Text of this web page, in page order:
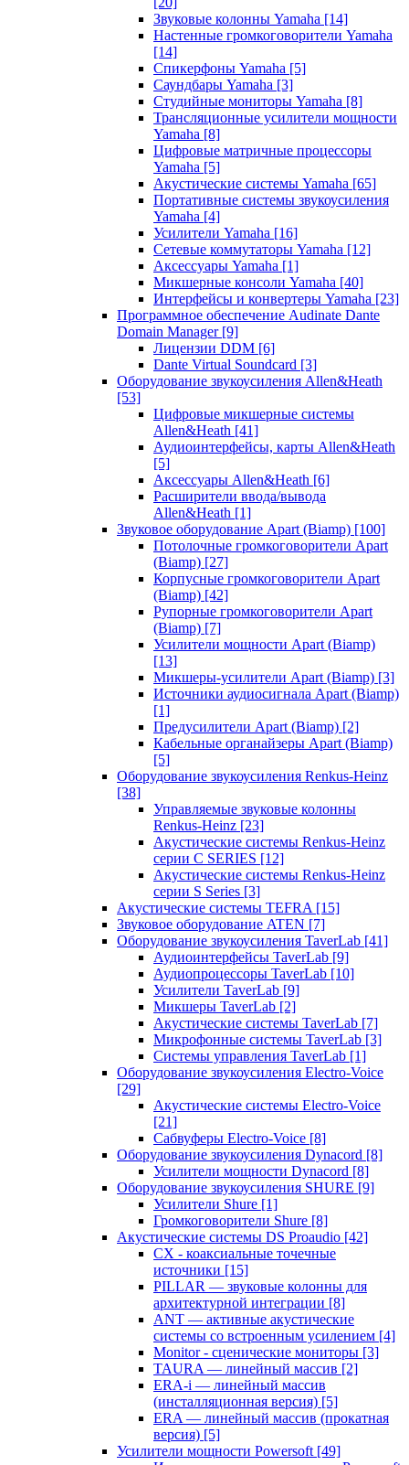
Звуковые колонны Yamaha [14]
Настенные громкоговорители Yamaha
[14]
Спикерфоны Yamaha [5]
Саундбары Yamaha [3]
Студийные мониторы Yamaha [8]
Трансляционные усилители мощности
Yamaha [8]
Цифровые матричные процессоры
Yamaha [5]
Акустические системы Yamaha [65]
Портативные системы звукоусиления
Yamaha [4]
Усилители Yamaha [16]
Сетевые коммутаторы Yamaha [12]
Аксессуары Yamaha [1]
Микшерные консоли Yamaha [40]
Интерфейсы и конвертеры Yamaha [23]
Программное обеспечение Audinate Dante
Domain Manager [9]
Лицензии DDM [6]
Dante Virtual Soundcard [3]
Оборудование звукоусиления Allen&Heath
[53]
Цифровые микшерные системы
Allen&Heath [41]
Аудиоинтерфейсы, карты Allen&Heath
[5]
Аксессуары Allen&Heath [6]
Расширители ввода/вывода
Allen&Heath [1]
Звуковое оборудование Apart (Biamp) [100]
Потолочные громкоговорители Apart
(Biamp) [27]
Корпусные громкоговорители Apart
(Biamp) [42]
Рупорные громкоговорители Apart
(Biamp) [7]
Усилители мощности Apart (Biamp)
[13]
Микшеры-усилители Apart (Biamp) [3]
Источники аудиосигнала Apart (Biamp)
[1]
Предусилители Apart (Biamp) [2]
Кабельные органайзеры Apart (Biamp)
[5]
Оборудование звукоусиления Renkus-Heinz
[38]
Управляемые звуковые колонны
Renkus-Heinz [23]
Акустические системы Renkus-Heinz
серии C SERIES [12]
Акустические системы Renkus-Heinz
серии S Series [3]
Акустические системы TEFRA [15]
Звуковое оборудование ATEN [7]
Оборудование звукоусиления TaverLab [41]
Аудиоинтерфейсы TaverLab [9]
Аудиопроцессоры TaverLab [10]
Усилители TaverLab [9]
Микшеры TaverLab [2]
Акустические системы TaverLab [7]
Микрофонные системы TaverLab [3]
Системы управления TaverLab [1]
Оборудование звукоусиления Electro-Voice
[29]
Акустические системы Electro-Voice
[21]
Сабвуферы Electro-Voice [8]
Оборудование звукоусиления Dynacord [8]
Усилители мощности Dynacord [8]
Оборудование звукоусиления SHURE [9]
Усилители Shure [1]
Громкоговорители Shure [8]
Акустические системы DS Proaudio [42]
CX - коаксиальные точечные
источники [15]
PILLAR — звуковые колонны для
архитектурной интеграции [8]
ANT — активные акустические
системы со встроенным усилением [4]
Monitor - сценические мониторы [3]
TAURA — линейный массив [2]
ERA-i — линейный массив
(инсталляционная версия) [5]
ERA — линейный массив (прокатная
версия) [5]
Усилители мощности Powersoft [49]